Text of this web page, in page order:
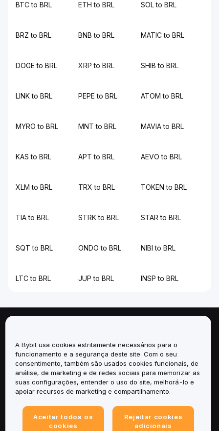
BTC to BRL ETH to BRL SOL to BRL
BRZ to BRL BNB to BRL MATIC to BRL
DOGE to BRL XRP to BRL SHIB to BRL
LINK to BRL PEPE to BRL ATOM to BRL
MYRO to BRL MNT to BRL MAVIA to BRL
KAS to BRL APT to BRL AEVO to BRL
XLM to BRL TRX to BRL TOKEN to BRL
TIA to BRL STRK to BRL STAR to BRL
SQT to BRL ONDO to BRL NIBI to BRL
LTC to BRL JUP to BRL INSP to BRL
Serviços
Suporte
A Bybit usa cookies estritamente necessários para o
funcionamento e a segurança deste site. Com o seu
consentimento, também são usados cookies funcionais, de
análise, de marketing e de redes sociais para memorizar as
suas configurações, entender o uso do site, melhorá-lo e
apoiar recursos de marketing e compartilhamento.
Aceitar todos os
cookies
Rejeitar cookies
adicionais